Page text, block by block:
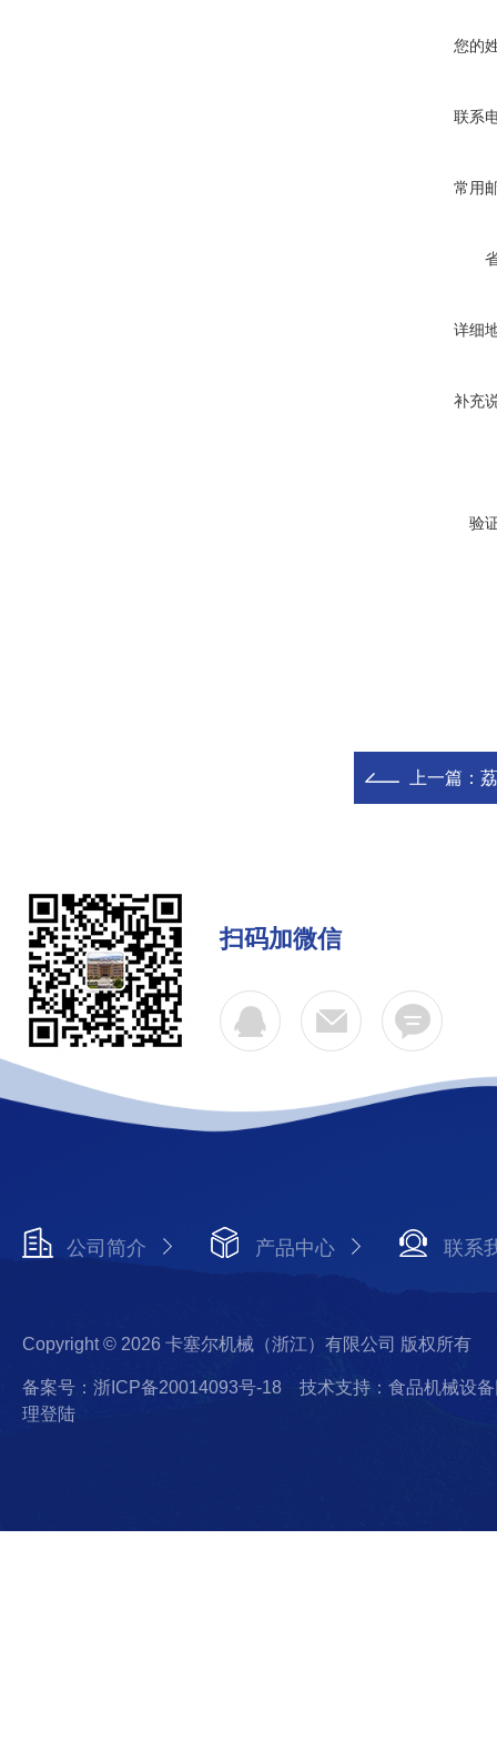
您的
联系
常用
详细
补充
验
上一篇：
扫码加微信
公司简介 产品中心 联系
Copyright © 2026 卡塞尔机械（浙江）有限公司 版权所有
备案号：浙ICP备20014093号-18
技术支持：食品机械设
理登陆